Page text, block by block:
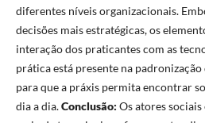
diferentes níveis organizacionais.
decisões mais estratégicas, os
interação dos praticantes com as
prática está presente na
para que a práxis permita encontrar
dia a dia.Conclusão: Os atores